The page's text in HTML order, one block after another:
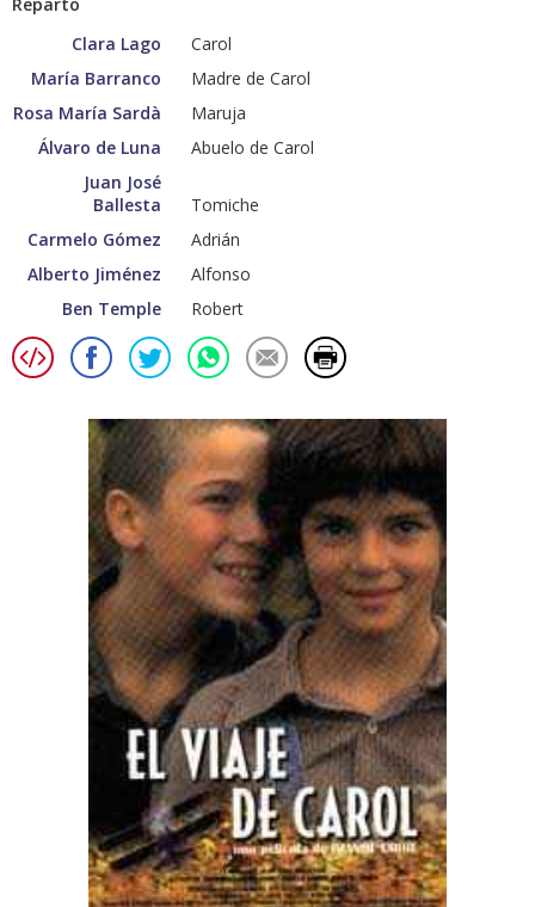
Clara Lago
Carol
María Barranco
Madre de Carol
Rosa María Sardà
Maruja
Álvaro de Luna
Abuelo de Carol
Juan José
Ballesta
Tomiche
Carmelo Gómez
Adrián
Alberto Jiménez
Alfonso
Ben Temple
Robert